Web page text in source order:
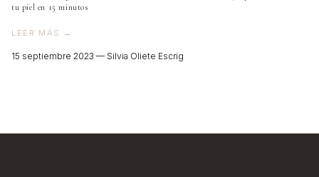
tu piel en 15 minutos
LEER MÁS →
15 septiembre 2023 — Silvia Oliete Escrig